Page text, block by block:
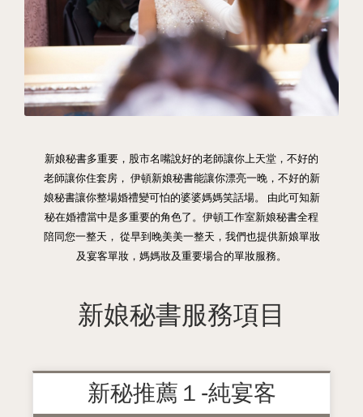
新娘秘書多重要，股市名嘴說好的老師讓你上天堂，不好的
老師讓你住套房， 伊頓新娘秘書能讓你漂亮一晚，不好的新
娘秘書讓你整場婚禮變可怕的婆婆媽媽笑話場。 由此可知新
秘在婚禮當中是多重要的角色了。伊頓工作室新娘秘書全程
陪同您一整天， 從早到晚美美一整天，我們也提供新娘單妝
及宴客單妝，媽媽妝及重要場合的單妝服務。
新娘秘書服務項目
新秘推薦１-純宴客